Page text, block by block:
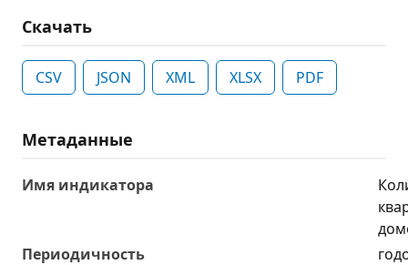
Скачать
CSV JSON XML XLSX PDF
Метаданные
Имя индикатора
Периодичность